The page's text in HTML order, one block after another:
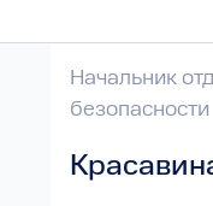
Начальник
безопасности